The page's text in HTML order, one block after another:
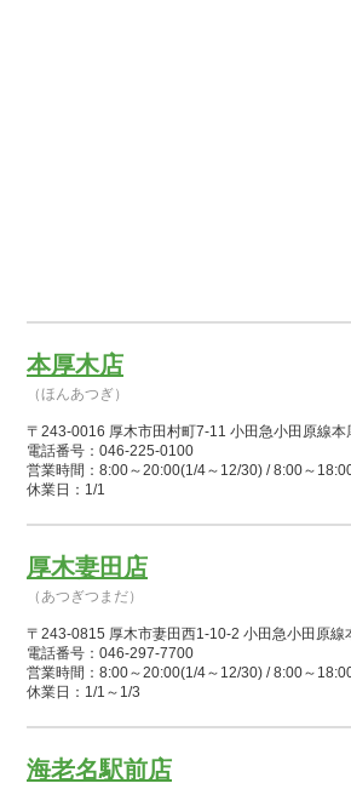
本厚木店
（ほんあつぎ）
〒243-0016 厚木市田村町7-11 小田急小田原線
電話番号：046-225-0100
営業時間：8:00～20:00(1/4～12/30) / 8:00～
休業日：1/1
厚木妻田店
（あつぎつまだ）
〒243-0815 厚木市妻田西1-10-2 小田急小田原線
電話番号：046-297-7700
営業時間：8:00～20:00(1/4～12/30) / 8:00～
休業日：1/1～1/3
海老名駅前店